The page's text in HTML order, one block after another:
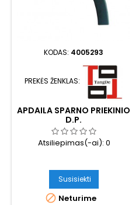
KODAS: 4005293
PREKĖS ŽENKLAS:
APDAILA SPARNO PRIEKINIO
D.P.
Atsiliepimas(-ai): 0
Susisiekti
 Neturime